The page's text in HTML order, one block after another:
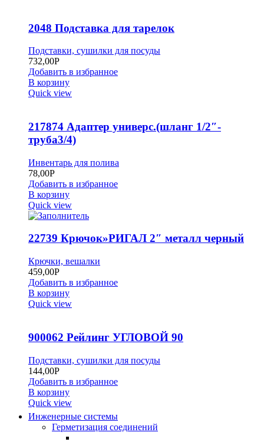
2048 Подставка для тарелок
Подставки, сушилки для посуды
732,00Р
Добавить в избранное
В корзину
Quick view
217874 Адаптер универс.(шланг 1/2″-
труба3/4)
Инвентарь для полива
78,00Р
Добавить в избранное
В корзину
Quick view
22739 Крючок»РИГАЛ 2″ металл черный
Крючки, вешалки
459,00Р
Добавить в избранное
В корзину
Quick view
900062 Рейлинг УГЛОВОЙ 90
Подставки, сушилки для посуды
144,00Р
Добавить в избранное
В корзину
Quick view
Инженерные системы
Герметизация соединений